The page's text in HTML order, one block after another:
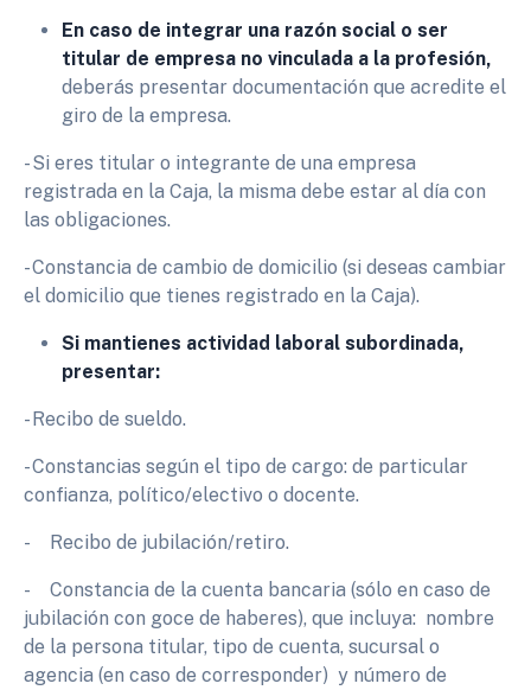
En caso de integrar una razón social o ser
titular de empresa no vinculada a la profesión,
deberás presentar documentación que acredite el
giro de la empresa.
- Si eres titular o integrante de una empresa
registrada en la Caja, la misma debe estar al día con
las obligaciones.
- Constancia de cambio de domicilio (si deseas cambiar
el domicilio que tienes registrado en la Caja).
Si mantienes actividad laboral subordinada,
presentar:
- Recibo de sueldo.
- Constancias según el tipo de cargo: de particular
confianza, político/electivo o docente.
- Recibo de jubilación/retiro.
- Constancia de la cuenta bancaria (sólo en caso de
jubilación con goce de haberes), que incluya: nombre
de la persona titular, tipo de cuenta, sucursal o
agencia (en caso de corresponder) y número de